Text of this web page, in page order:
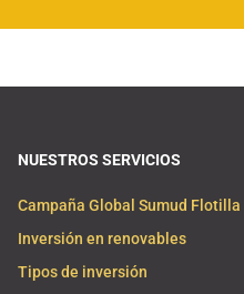
NUESTROS SERVICIOS
Campaña Global Sumud Flotilla
Inversión en renovables
Tipos de inversión